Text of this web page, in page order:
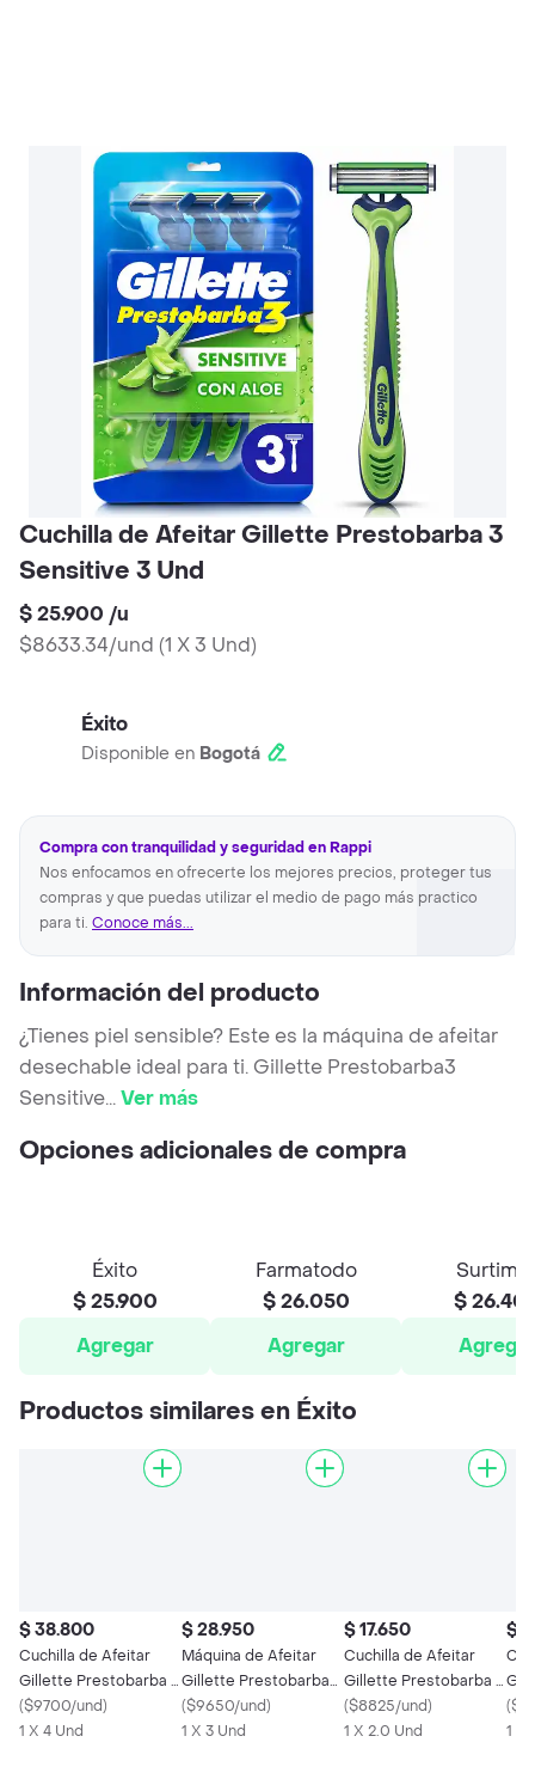
Cuchilla de Afeitar Gillette Prestobarba 3
Sensitive 3 Und
$ 25.900 /u
$8633.34/und (1 X 3 Und)
Éxito
Disponible en Bogotá
Compra con tranquilidad y seguridad en Rappi
Nos enfocamos en ofrecerte los mejores precios, proteger tus
compras y que puedas utilizar el medio de pago más practico
para ti. Conoce más...
Información del producto
¿Tienes piel sensible? Este es la máquina de afeitar
desechable ideal para ti. Gillette Prestobarba3
Sensitive...Ver más
Opciones adicionales de compra
Éxito
$ 25.900
Agregar
Farmatodo
$ 26.050
Agregar
$
Agregar
Productos similares en Éxito
$ 38.800
Cuchilla de Afeitar
Gillette Prestobarba 3
Sensitive 4 Und
($9700/und)
1 X 4 Und
$ 28.950
Máquina de Afeitar
Gillette Prestobarba3
Con 3 Hojas 3 Und
($9650/und)
1 X 3 Und
$ 17.650
Cuchilla de Afeitar
Gillette Prestobarba 3
2 Und
($8825/und)
1 X 2.0 Und
$
(
1 X